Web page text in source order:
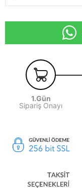
1.Gün
Sipariş Onayı